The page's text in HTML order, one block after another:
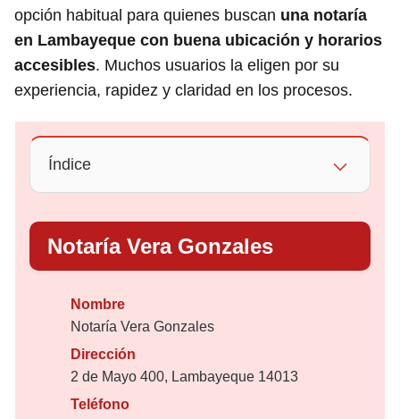
opción habitual para quienes buscan una notaría
en Lambayeque con buena ubicación y horarios
accesibles. Muchos usuarios la eligen por su
experiencia, rapidez y claridad en los procesos.
Índice
Notaría Vera Gonzales
Nombre
Notaría Vera Gonzales
Dirección
2 de Mayo 400, Lambayeque 14013
Teléfono